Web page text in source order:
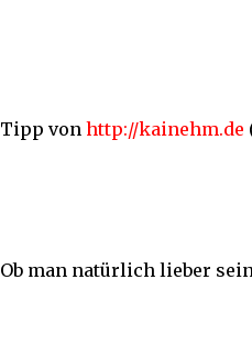
Tipp von http://kainehm.de
Ob man natürlich lieber